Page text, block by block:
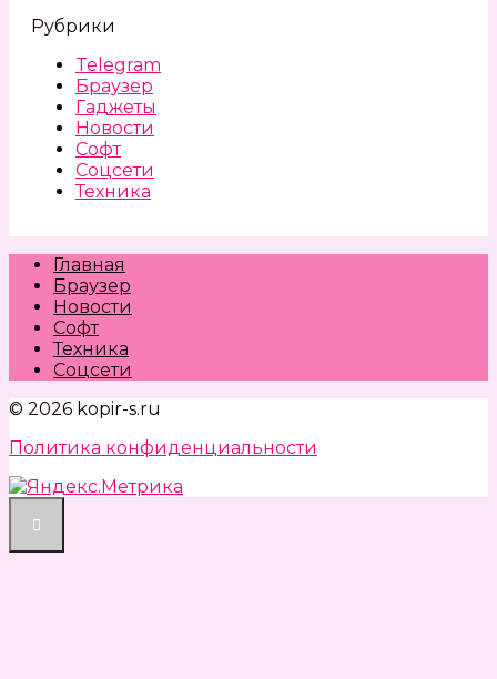
Рубрики
Telegram
Браузер
Гаджеты
Новости
Софт
Соцсети
Техника
Главная
Браузер
Новости
Софт
Техника
Соцсети
© 2026 kopir-s.ru
Политика конфиденциальности